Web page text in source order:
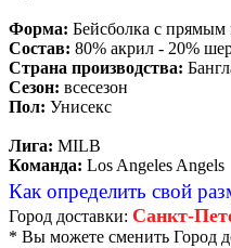
Форма: Бейсболка с прямым
Состав: 80% акрил - 20%
Страна производства:
Сезон: всесезон
Пол: Унисекс
Лига: MILB
Команда: Los Angeles Angels
Как определить свой
Город доставки: Санкт-
* Вы можете сменить Город